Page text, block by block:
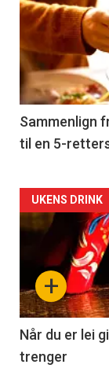
akkurat
nå
-
5
Sammenlign
til en 5-
Forsiden
akkurat
nå
-
6
+
UKENS DRINK
Når du er lei
trenger